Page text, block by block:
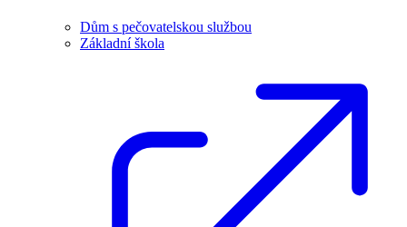
Dům s pečovatelskou službou
Základní škola